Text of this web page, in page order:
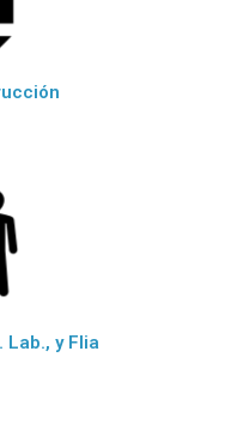
Lab., y Flia